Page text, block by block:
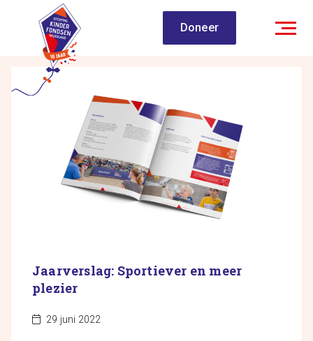
Doneer
Jaarverslag: Sportiever en meer
plezier
29 juni 2022